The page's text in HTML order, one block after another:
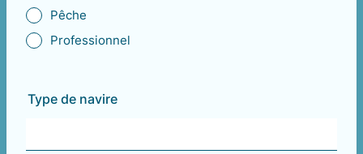
Pêche
Professionnel
Type de navire